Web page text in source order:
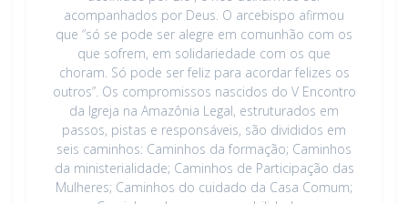
acompanhados por Deus. O arcebispo afirmou
que “só se pode ser alegre em comunhão com os
que sofrem, em solidariedade com os que
choram. Só pode ser feliz para acordar felizes os
outros”. Os compromissos nascidos do V Encontro
da Igreja na Amazônia Legal, estruturados em
passos, pistas e responsáveis, são divididos em
seis caminhos: Caminhos da formação; Caminhos
da ministerialidade; Caminhos de Participação das
Mulheres; Caminhos do cuidado da Casa Comum;